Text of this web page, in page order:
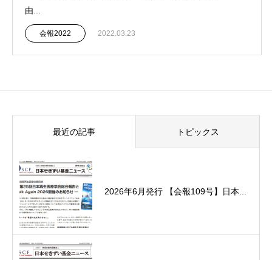
由...
会報2022 2022.03.23
最近の記事 トピックス
2026年6月発行 【会報109号】日本...